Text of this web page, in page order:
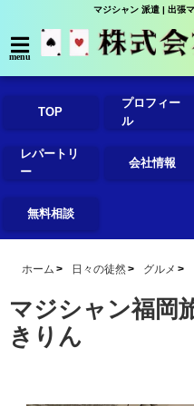
マジシャン 派遣 | 出張
menu
TOP
プロフィー
ル
レパートリ
ー
会社情報
無料相談
ホーム 日々の徒然 グルメ
マジシャン福岡
きりん